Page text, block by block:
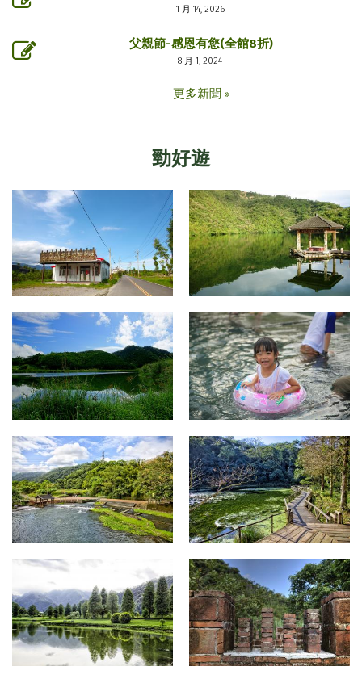
1 月 14, 2026
父親節-感恩有您(全館8折)
8 月 1, 2024
更多新聞
勁好遊